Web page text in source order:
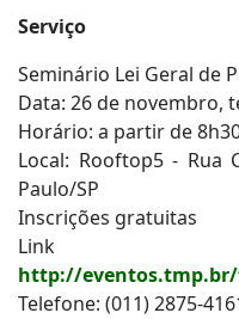
Serviço
Seminário Lei Geral de
Data: 26 de novembro,
Horário: a partir de
Local: Rooftop5 - Rua
Paulo/SP
Inscrições gratuitas
Link
http://
Telefone: (011) 2875-